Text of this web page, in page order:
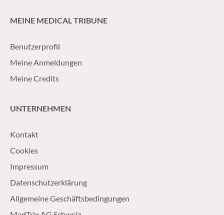
MEINE MEDICAL TRIBUNE
Benutzerprofil
Meine Anmeldungen
Meine Credits
UNTERNEHMEN
Kontakt
Cookies
Impressum
Datenschutzerklärung
Allgemeine Geschäftsbedingungen